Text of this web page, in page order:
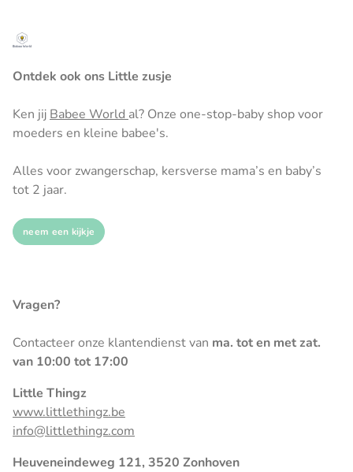
Ontdek ook ons Little zusje
Ken jij Babee World al? Onze one-stop-baby shop voor
moeders en kleine babee's.
Alles voor zwangerschap, kersverse mama’s en baby’s
tot 2 jaar.
neem een kijkje
Vragen?
Contacteer onze klantendienst van ma. tot en met zat.
van 10:00 tot 17:00
Little Thingz
www.littlethingz.be
info@littlethingz.com
Heuveneindeweg 121, 3520 Zonhoven